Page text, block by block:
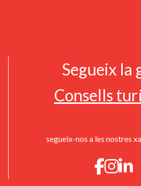
Segueix la
Consells
segueix-nos a les nostres